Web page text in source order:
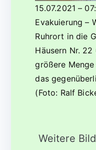
15.07.2021 –
Evakuierung –
Ruhrort in die
Häusern Nr.
größere
das
(Foto: Ralf
Weitere